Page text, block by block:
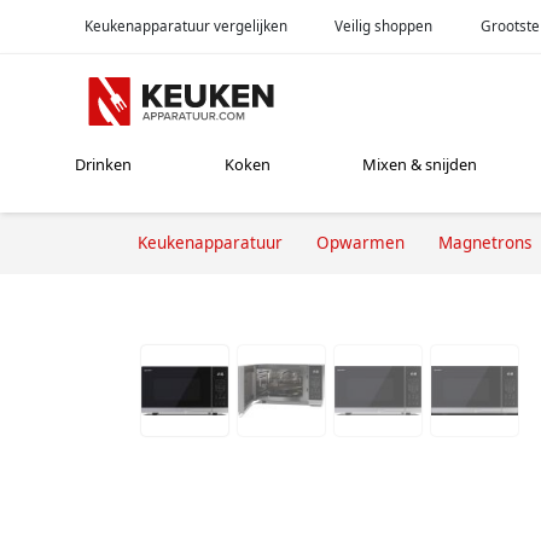
Keukenapparatuur vergelijken Veilig shoppen
Drinken Koken Mixen & snijden
Keukenapparatuur Opwarmen Magnetrons